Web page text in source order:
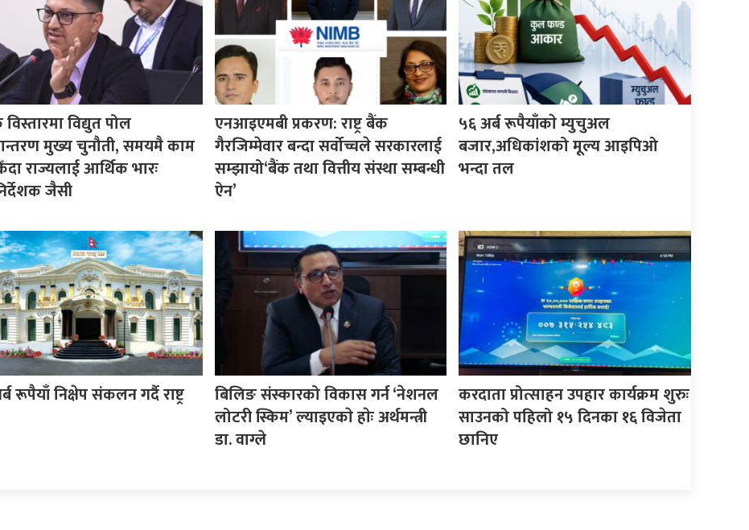
विद्युत पोल
मुख्य चुनौती, समयमै काम
राज्यलाई आर्थिक भारः
जैसी
एनआइएमबी प्रकरण: राष्ट्र बैंक
गैरजिम्मेवार बन्दा सर्वोच्चले सरकारलाई
सम्झायो‘बैंक तथा वित्तीय संस्था सम्बन्धी
ऐन’
५६ अर्ब रूपैयाँकाे म्युचुअल
बजार,अधिकांशको मूल्य आइपिओ
भन्दा तल
रूपैयाँ निक्षेप संकलन गर्दै राष्ट्र
बिलिङ संस्कारको विकास गर्न ‘नेशनल
लोटरी स्किम’ ल्याइएकाे हाेः अर्थमन्त्री
डा. वाग्ले
करदाता प्रोत्साहन उपहार कार्यक्रम शुरुः
साउनको पहिलो १५ दिनका १६ विजेता
छानिए